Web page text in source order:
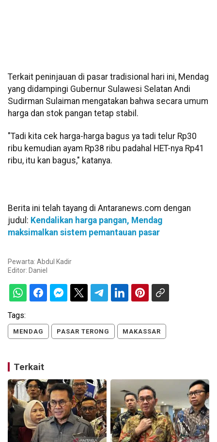
Terkait peninjauan di pasar tradisional hari ini, Mendag
yang didampingi Gubernur Sulawesi Selatan Andi
Sudirman Sulaiman mengatakan bahwa secara umum
harga dan stok pangan tetap stabil.
"Tadi kita cek harga-harga bagus ya tadi telur Rp30
ribu kemudian ayam Rp38 ribu padahal HET-nya Rp41
ribu, itu kan bagus," katanya.
Berita ini telah tayang di Antaranews.com dengan
judul: Kendalikan harga pangan, Mendag
maksimalkan sistem pemantauan pasar
Pewarta: Abdul Kadir
Editor: Daniel
Tags:
MENDAG PASAR TERONG MAKASSAR
Terkait